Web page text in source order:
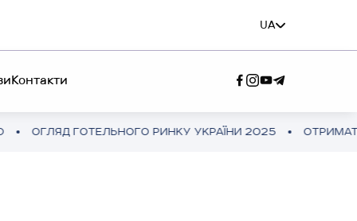
UA
Контакти
РИНКУ УКРАЇНИ 2025 ОТРИМАТИ ПОВНУ